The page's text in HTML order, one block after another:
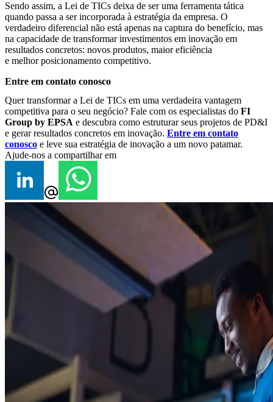
Sendo assim, a Lei de TICs deixa de ser uma ferramenta tática
quando passa a ser incorporada à estratégia da empresa. O
verdadeiro diferencial não está apenas na captura do benefício, mas
na capacidade de transformar investimentos em inovação em
resultados concretos: novos produtos, maior eficiência
e melhor posicionamento competitivo.
Entre em contato conosco
Quer transformar a Lei de TICs em uma verdadeira vantagem
competitiva para o seu negócio? Fale com os especialistas do FI
Group by EPSA e descubra como estruturar seus projetos de PD&I
e gerar resultados concretos em inovação. Entre em contato
conosco e leve sua estratégia de inovação a um novo patamar.
Ajude-nos a compartilhar em